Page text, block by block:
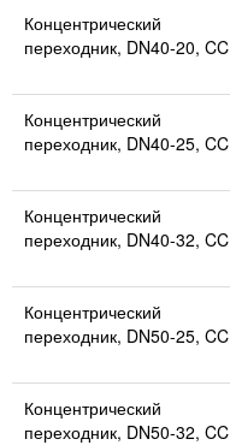
Концентрический
переходник, DN40-20, CC
Концентрический
переходник, DN40-25, CC
Концентрический
переходник, DN40-32, CC
Концентрический
переходник, DN50-25, CC
Концентрический
переходник, DN50-32, CC